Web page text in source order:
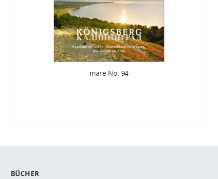
mare No. 94
BÜCHER